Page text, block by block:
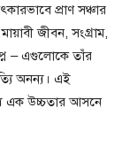
প্রাণ সঞ্চার
জীবন, সংগ্রাম,
– এগুলোকে তাঁর
অনন্য। এই
এক উচ্চতার আসনে